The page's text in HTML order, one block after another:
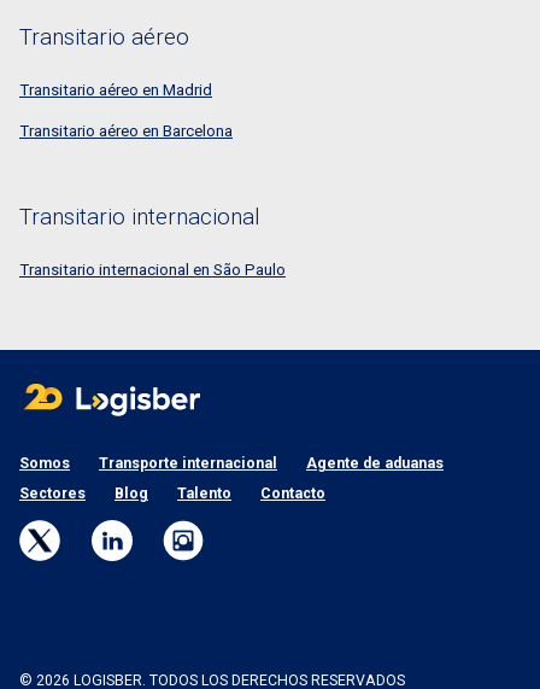
Transitario aéreo
Transitario aéreo en Madrid
Transitario aéreo en Barcelona
Transitario internacional
Transitario internacional en São Paulo
Somos Transporte internacional
Agente de aduanas
Sectores
Blog Talento Contacto
© 2026 LOGISBER. TODOS LOS DERECHOS RESERVADOS